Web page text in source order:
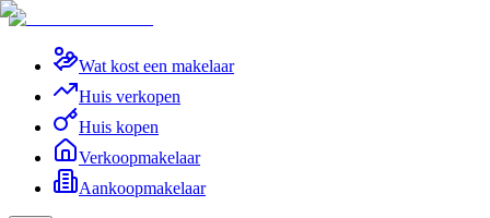
Wat kost een makelaar
Huis verkopen
Huis kopen
Verkoopmakelaar
Aankoopmakelaar